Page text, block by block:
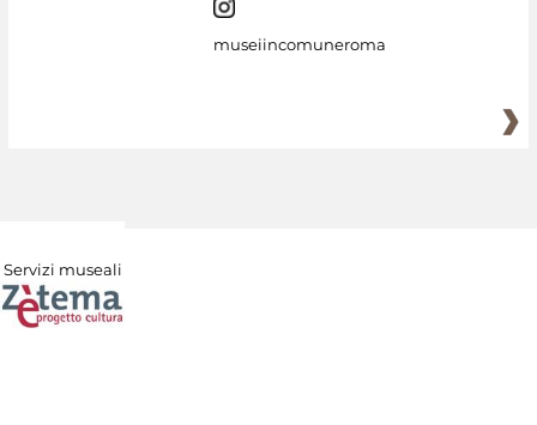
museiincomuneroma
Servizi museali